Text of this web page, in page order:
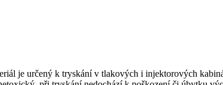
je určený k tryskání v tlakových i injektorových